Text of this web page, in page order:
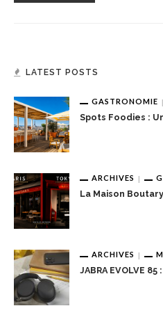
LATEST POSTS
GASTRONOMIE
Spots Foodies :
ARCHIVES
La Maison
ARCHIVES
JABRA EVOLVE 85